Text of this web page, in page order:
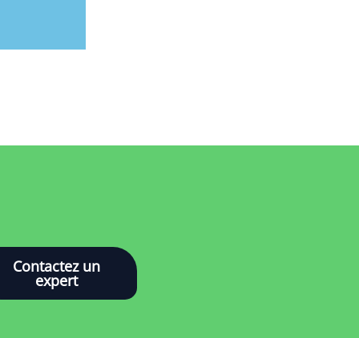
Contactez un
expert